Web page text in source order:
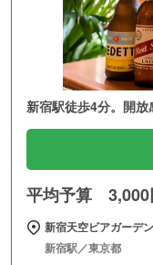
新宿駅徒歩4分。開放
平均予算 3,000
新宿天空ビアガーデ
新宿駅／東京都